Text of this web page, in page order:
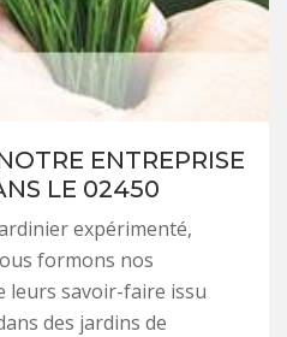
ENTREPRISE
LE 02450
expérimenté,
formons nos
leurs savoir-faire issu
des jardins de